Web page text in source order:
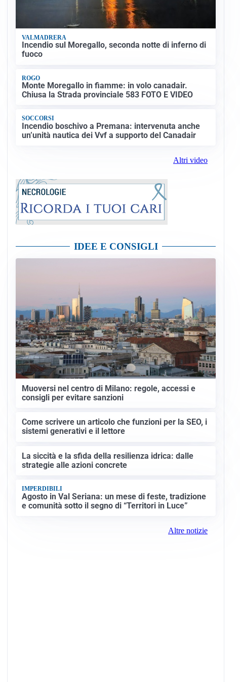
VALMADRERA
Incendio sul Moregallo, seconda notte di inferno di
fuoco
ROGO
Monte Moregallo in fiamme: in volo canadair.
Chiusa la Strada provinciale 583 FOTO E VIDEO
SOCCORSI
Incendio boschivo a Premana: intervenuta anche
un’unità nautica dei Vvf a supporto del Canadair
Altri video
IDEE E CONSIGLI
Muoversi nel centro di Milano: regole, accessi e
consigli per evitare sanzioni
Come scrivere un articolo che funzioni per la SEO, i
sistemi generativi e il lettore
La siccità e la sfida della resilienza idrica: dalle
strategie alle azioni concrete
IMPERDIBILI
Agosto in Val Seriana: un mese di feste, tradizione
e comunità sotto il segno di “Territori in Luce”
Altre notizie